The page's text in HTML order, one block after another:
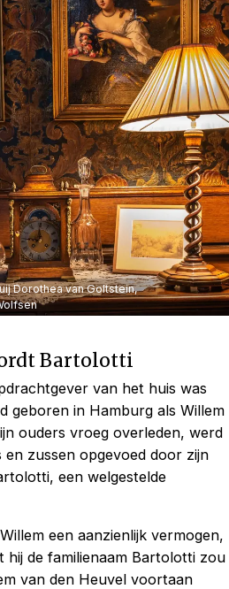
Dorothea van Goltstein,
Bartolotti
van het huis was
geboren in Hamburg als Willem
ouders vroeg overleden, werd
zussen opgevoed door zijn
een welgestelde
een aanzienlijk vermogen,
hij de familienaam Bartolotti zou
van den Heuvel voortaan